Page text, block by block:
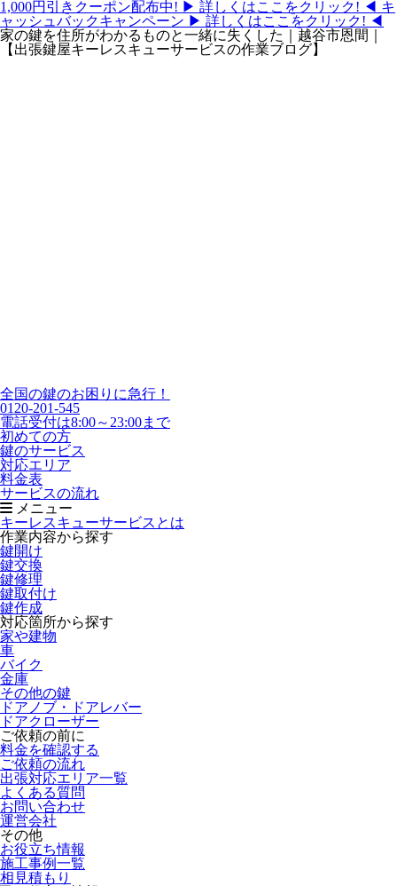
1,000円引きクーポン配布中! ▶ 詳しくはここをクリック! ◀ キ
ャッシュバックキャンペーン ▶ 詳しくはここをクリック! ◀
家の鍵を住所がわかるものと一緒に失くした｜越谷市恩間｜
【出張鍵屋キーレスキューサービスの作業ブログ】
全国の鍵のお困りに急行！
0120-201-545
電話受付は8:00～23:00まで
初めての方
鍵のサービス
対応エリア
料金表
サービスの流れ
メニュー
キーレスキューサービスとは
作業内容から探す
鍵開け
鍵交換
鍵修理
鍵取付け
鍵作成
対応箇所から探す
家や建物
車
バイク
金庫
その他の鍵
ドアノブ・ドアレバー
ドアクローザー
ご依頼の前に
料金を確認する
ご依頼の流れ
出張対応エリア一覧
よくある質問
お問い合わせ
運営会社
その他
お役立ち情報
施工事例一覧
相見積もり